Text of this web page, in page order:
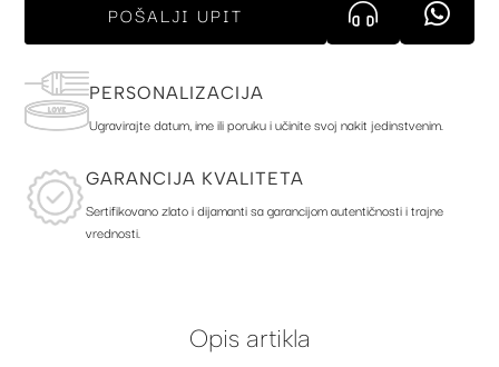
POŠALJI UPIT
PERSONALIZACIJA
Ugravirajte datum, ime ili poruku i učinite svoj nakit jedinstvenim.
GARANCIJA KVALITETA
Sertifikovano zlato i dijamanti sa garancijom autentičnosti i trajne
vrednosti.
Opis artikla